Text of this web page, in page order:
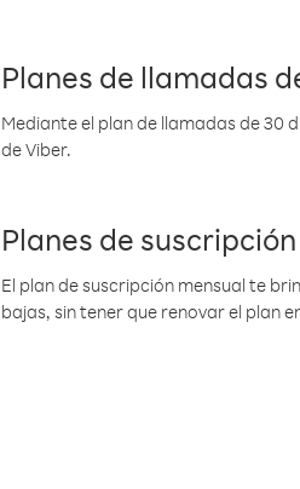
Planes de llamadas
Mediante el plan de llamadas de 30
de Viber.
Planes de
El plan de suscripción mensual te
bajas, sin tener que renovar el plan